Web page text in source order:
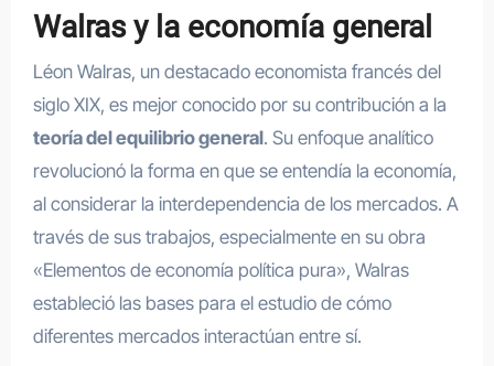
Walras y la economía general
Léon Walras, un destacado economista francés del
siglo XIX, es mejor conocido por su contribución a la
teoría del equilibrio general. Su enfoque analítico
revolucionó la forma en que se entendía la economía,
al considerar la interdependencia de los mercados. A
través de sus trabajos, especialmente en su obra
«Elementos de economía política pura», Walras
estableció las bases para el estudio de cómo
diferentes mercados interactúan entre sí.